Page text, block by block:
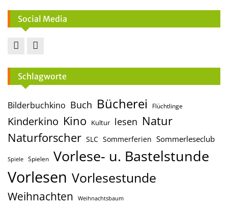
Social Media
Schlagworte
Bilderbuchkino Buch Bücherei Flüchtlinge
Kinderkino Kino Kultur lesen Natur
Naturforscher SLC Sommerferien Sommerleseclub
Spiele Spielen Vorlese- u. Bastelstunde
Vorlesen Vorlesestunde
Weihnachten Weihnachtsbaum